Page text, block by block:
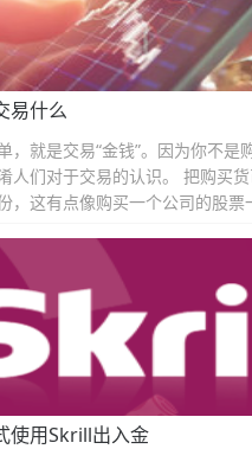
易什么
，就是交易“金钱”。因为你不是
人们对于交易的认识。 把购买
，这有点像购买一个公司的股票
使用Skrill出入金